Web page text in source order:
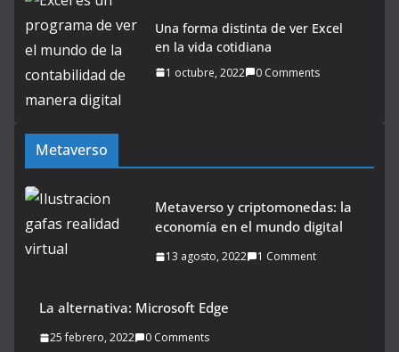
Una forma distinta de ver Excel
en la vida cotidiana
1 octubre, 2022 0 Comments
Metaverso
Metaverso y criptomonedas: la
economía en el mundo digital
13 agosto, 2022 1 Comment
La alternativa: Microsoft Edge
25 febrero, 2022 0 Comments